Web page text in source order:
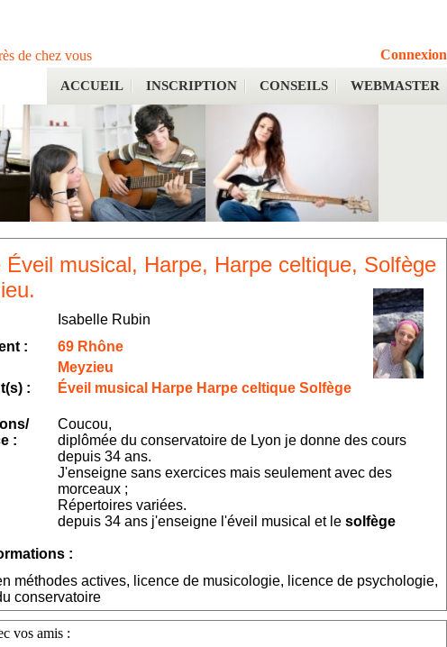
de chez vous Connexion
ACCUEIL INSCRIPTION CONSEILS WEBMASTER
Éveil musical, Harpe, Harpe celtique, Solfège
Isabelle Rubin
:
69 Rhône
Meyzieu
:
Éveil musical Harpe Harpe celtique Solfège
:
Coucou,
diplômée du conservatoire de Lyon je donne des cours
depuis 34 ans.
J'enseigne sans exercices mais seulement avec des
morceaux ;
Répertoires variées.
depuis 34 ans j'enseigne l'éveil musical et le solfège
:
méthodes actives, licence de musicologie, licence de psychologie,
conservatoire
vos amis :